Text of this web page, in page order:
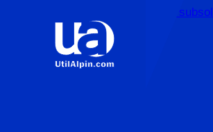
Sari la subsol